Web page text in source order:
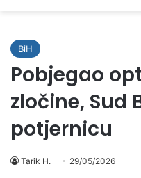
BiH
Pobjegao
zločine, Sud
potjernicu
Tarik H. 29/05/2026